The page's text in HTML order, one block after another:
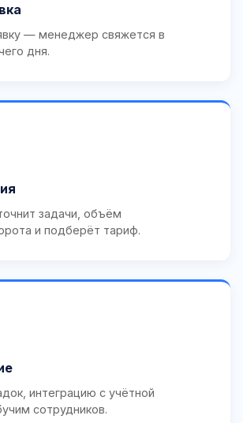
— менеджер свяжется в
дня.
задачи, объём
и подберёт тариф.
интеграцию с учётной
сотрудников.